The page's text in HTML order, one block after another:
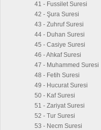
41 - Fussilet Suresi
42 - Şura Suresi
43 - Zuhruf Suresi
44 - Duhan Suresi
45 - Casiye Suresi
46 - Ahkaf Suresi
47 - Muhammed Suresi
48 - Fetih Suresi
49 - Hucurat Suresi
50 - Kaf Suresi
51 - Zariyat Suresi
52 - Tur Suresi
53 - Necm Suresi